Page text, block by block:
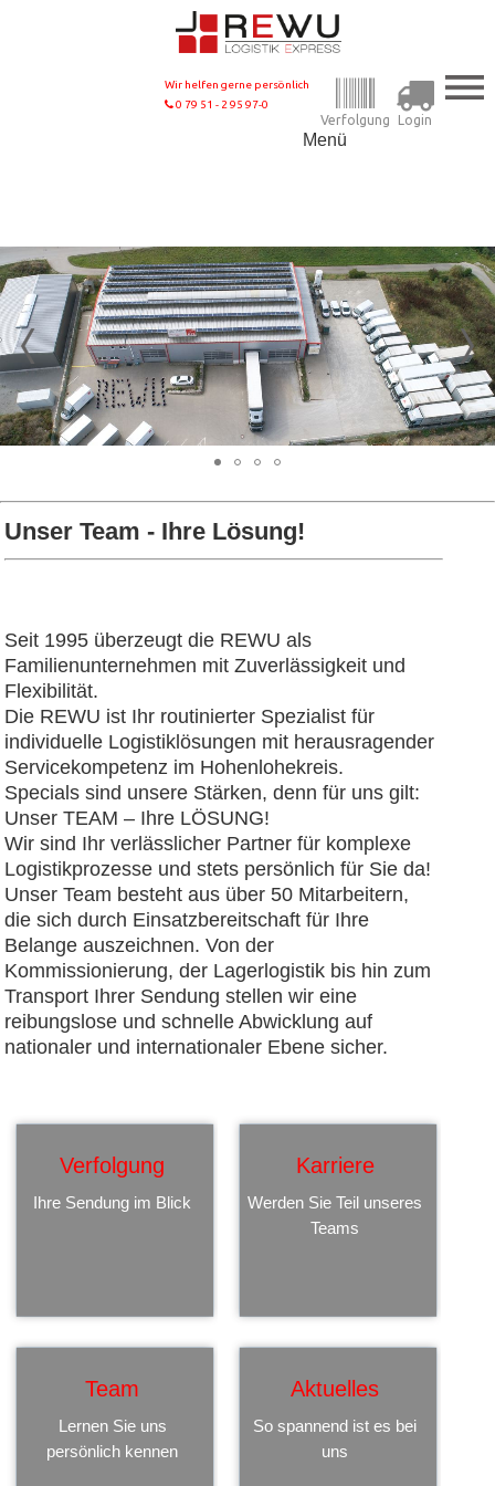
Wir helfen gerne persönlich
0 79 51 - 2 95 97-0
Verfolgung Login
Menü
Unser Team - Ihre Lösung!
Seit 1995 überzeugt die REWU als
Familienunternehmen mit Zuverlässigkeit und
Flexibilität.
Die REWU ist Ihr routinierter Spezialist für
individuelle Logistiklösungen mit herausragender
Servicekompetenz im Hohenlohekreis.
Specials sind unsere Stärken, denn für uns gilt:
Unser TEAM – Ihre LÖSUNG!
Wir sind Ihr verlässlicher Partner für komplexe
Logistikprozesse und stets persönlich für Sie da!
Unser Team besteht aus über 50 Mitarbeitern,
die sich durch Einsatzbereitschaft für Ihre
Belange auszeichnen. Von der
Kommissionierung, der Lagerlogistik bis hin zum
Transport Ihrer Sendung stellen wir eine
reibungslose und schnelle Abwicklung auf
nationaler und internationaler Ebene sicher.
Verfolgung
Ihre Sendung im Blick
Karriere
Werden Sie Teil unseres
Teams
Team
Lernen Sie uns
persönlich kennen
Aktuelles
So spannend ist es bei
uns